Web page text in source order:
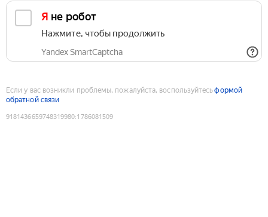
Я не робот
Нажмите, чтобы продолжить
Yandex SmartCaptcha
Если у вас возникли проблемы, пожалуйста, воспользуйтесьформой
обратной связи
9181436659748319980:1786081509